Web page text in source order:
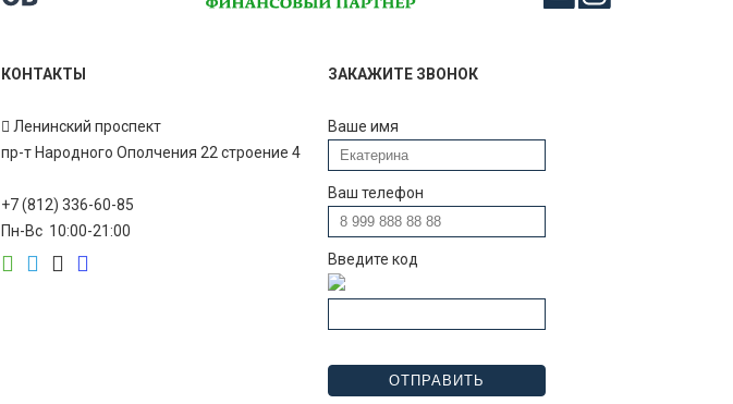
КОНТАКТЫ
Ленинский проспект
пр-т Народного Ополчения 22 строение 4
+7 (812) 336-60-85
Пн-Вс 10:00-21:00
ЗАКАЖИТЕ ЗВОНОК
Ваше имя
Ваш телефон
Введите код